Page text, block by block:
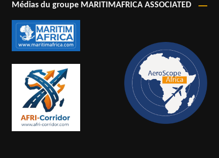
Médias du groupe MARITIMAFRICA ASSOCIATED